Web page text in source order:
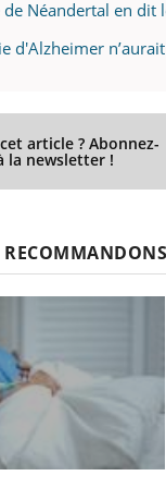
Néandertal en dit
d'Alzheimer
article ? Abonnez-
la newsletter !
RECOMMANDONS
à aborder...